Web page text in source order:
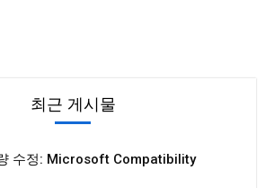
최근 게시물
수정: Microsoft Compatibility